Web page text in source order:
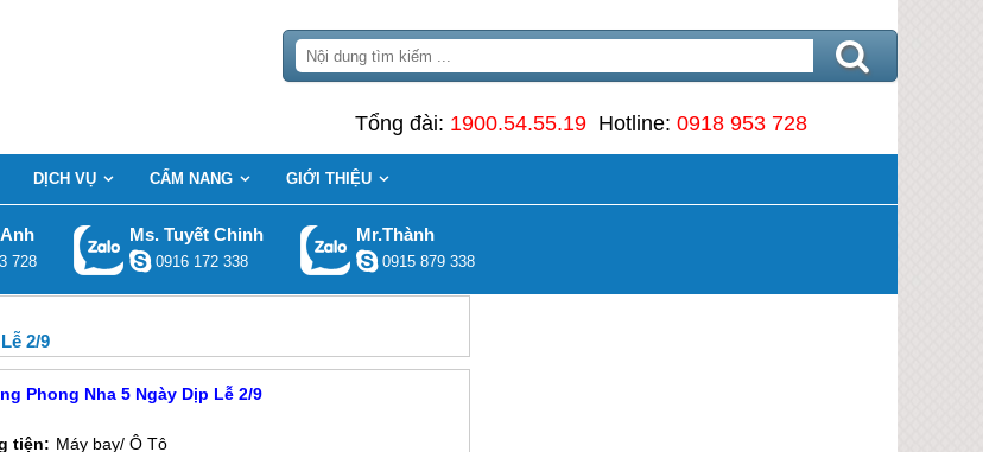
Tổng đài: 1900.54.55.19 Hotline: 0918 953 728
DỊCH VỤ CẨM NANG GIỚI THIỆU
728
Ms. Tuyết Chinh
0916 172 338
Mr.Thành
0915 879 338
2/9
Phong Nha 5 Ngày Dịp Lễ 2/9
tiện: Máy bay/ Ô Tô